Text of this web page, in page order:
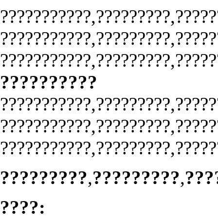
??????????
?????????,?????????,
????: